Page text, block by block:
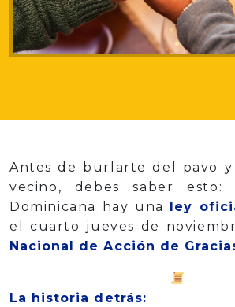
Antes de burlarte del pavo
vecino, debes saber esto:
Dominicana hay una ley
el cuarto jueves de
Nacional de Acción de
La historia detrás: